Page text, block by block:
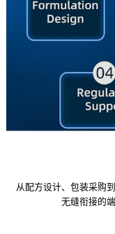
从配方设计、包装采购
无缝衔接的